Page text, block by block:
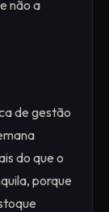
não a
de gestão
do que o
porque